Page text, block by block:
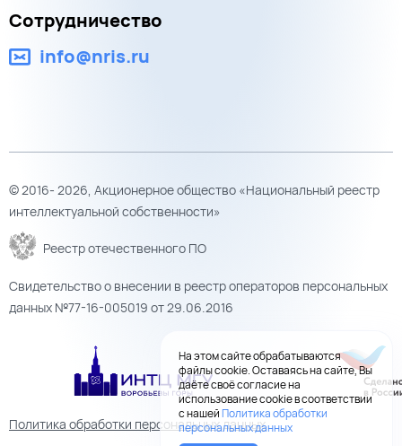
Сотрудничество
info@nris.ru
© 2016- 2026, Акционерное общество «Национальный реестр
интеллектуальной собственности»
Реестр отечественного ПО
Свидетельство о внесении в реестр операторов персональных
данных №77-16-005019 от 29.06.2016
Политика обработки персональных данных
На этом сайте обрабатываются
файлы cookie. Оставаясь на сайте, Вы
даёте своё согласие на
использование cookie в соответствии
с нашейПолитика обработки
персональных данных